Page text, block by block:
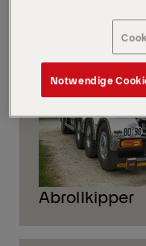
Abrollkipper
Notwendige